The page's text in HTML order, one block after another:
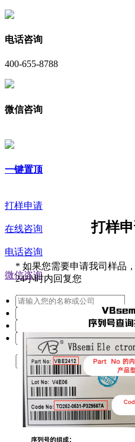
电话咨询
400-655-8788
微信咨询
一键置顶
打样申请
在线咨询
电话咨询
微信咨询
打样
* 如果您需要申请我司样品
24小时内回复您
提交